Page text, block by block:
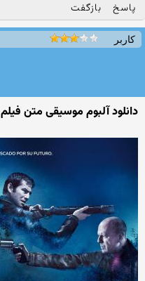
پاسخ بازگفت
کاربر
دانلود آلبوم موسیقی متن فیلم